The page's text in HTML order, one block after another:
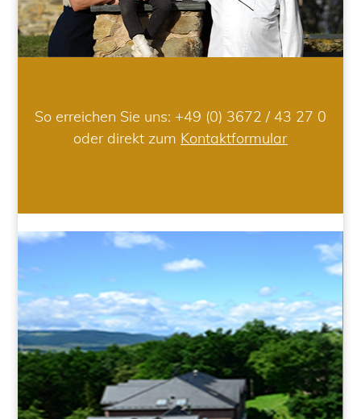
So erreichen Sie uns: +49 (0) 3672 / 43 27 0
oder direkt zum Kontaktformular
HOTEL